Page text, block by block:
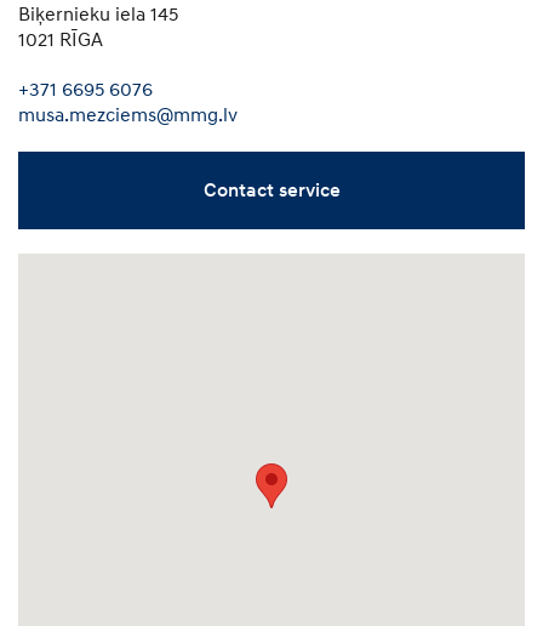
Biķernieku iela 145
1021 RĪGA
+371 6695 6076
musa.mezciems@mmg.lv
Contact service